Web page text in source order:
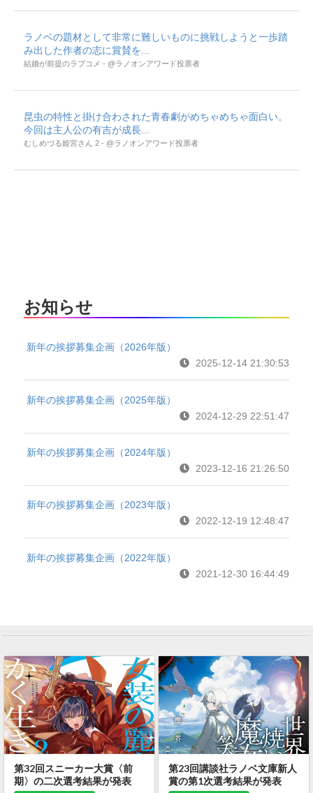
ラノベの題材として非常に難しいものに挑戦しようと一歩踏
み出した作者の志に賞賛を...
結婚が前提のラブコメ - @ラノオンアワード投票者
昆虫の特性と掛け合わされた青春劇がめちゃめちゃ面白い。
今回は主人公の有吉が成長...
むしめづる姫宮さん 2 - @ラノオンアワード投票者
お知らせ
新年の挨拶募集企画（2026年版）
2025-12-14 21:30:53
新年の挨拶募集企画（2025年版）
2024-12-29 22:51:47
新年の挨拶募集企画（2024年版）
2023-12-16 21:26:50
新年の挨拶募集企画（2023年版）
2022-12-19 12:48:47
新年の挨拶募集企画（2022年版）
2021-12-30 16:44:49
第32回スニーカー大賞〈前
期〉の二次選考結果が発表
第23回講談社ラノベ文庫新人
賞の第1次選考結果が発表